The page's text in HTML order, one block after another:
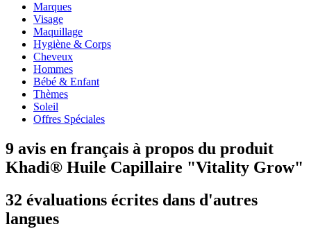
Marques
Visage
Maquillage
Hygiène & Corps
Cheveux
Hommes
Bébé & Enfant
Thèmes
Soleil
Offres Spéciales
9 avis en français à propos du produit
Khadi® Huile Capillaire "Vitality Grow"
32 évaluations écrites dans d'autres
langues